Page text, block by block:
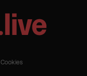
Cookies